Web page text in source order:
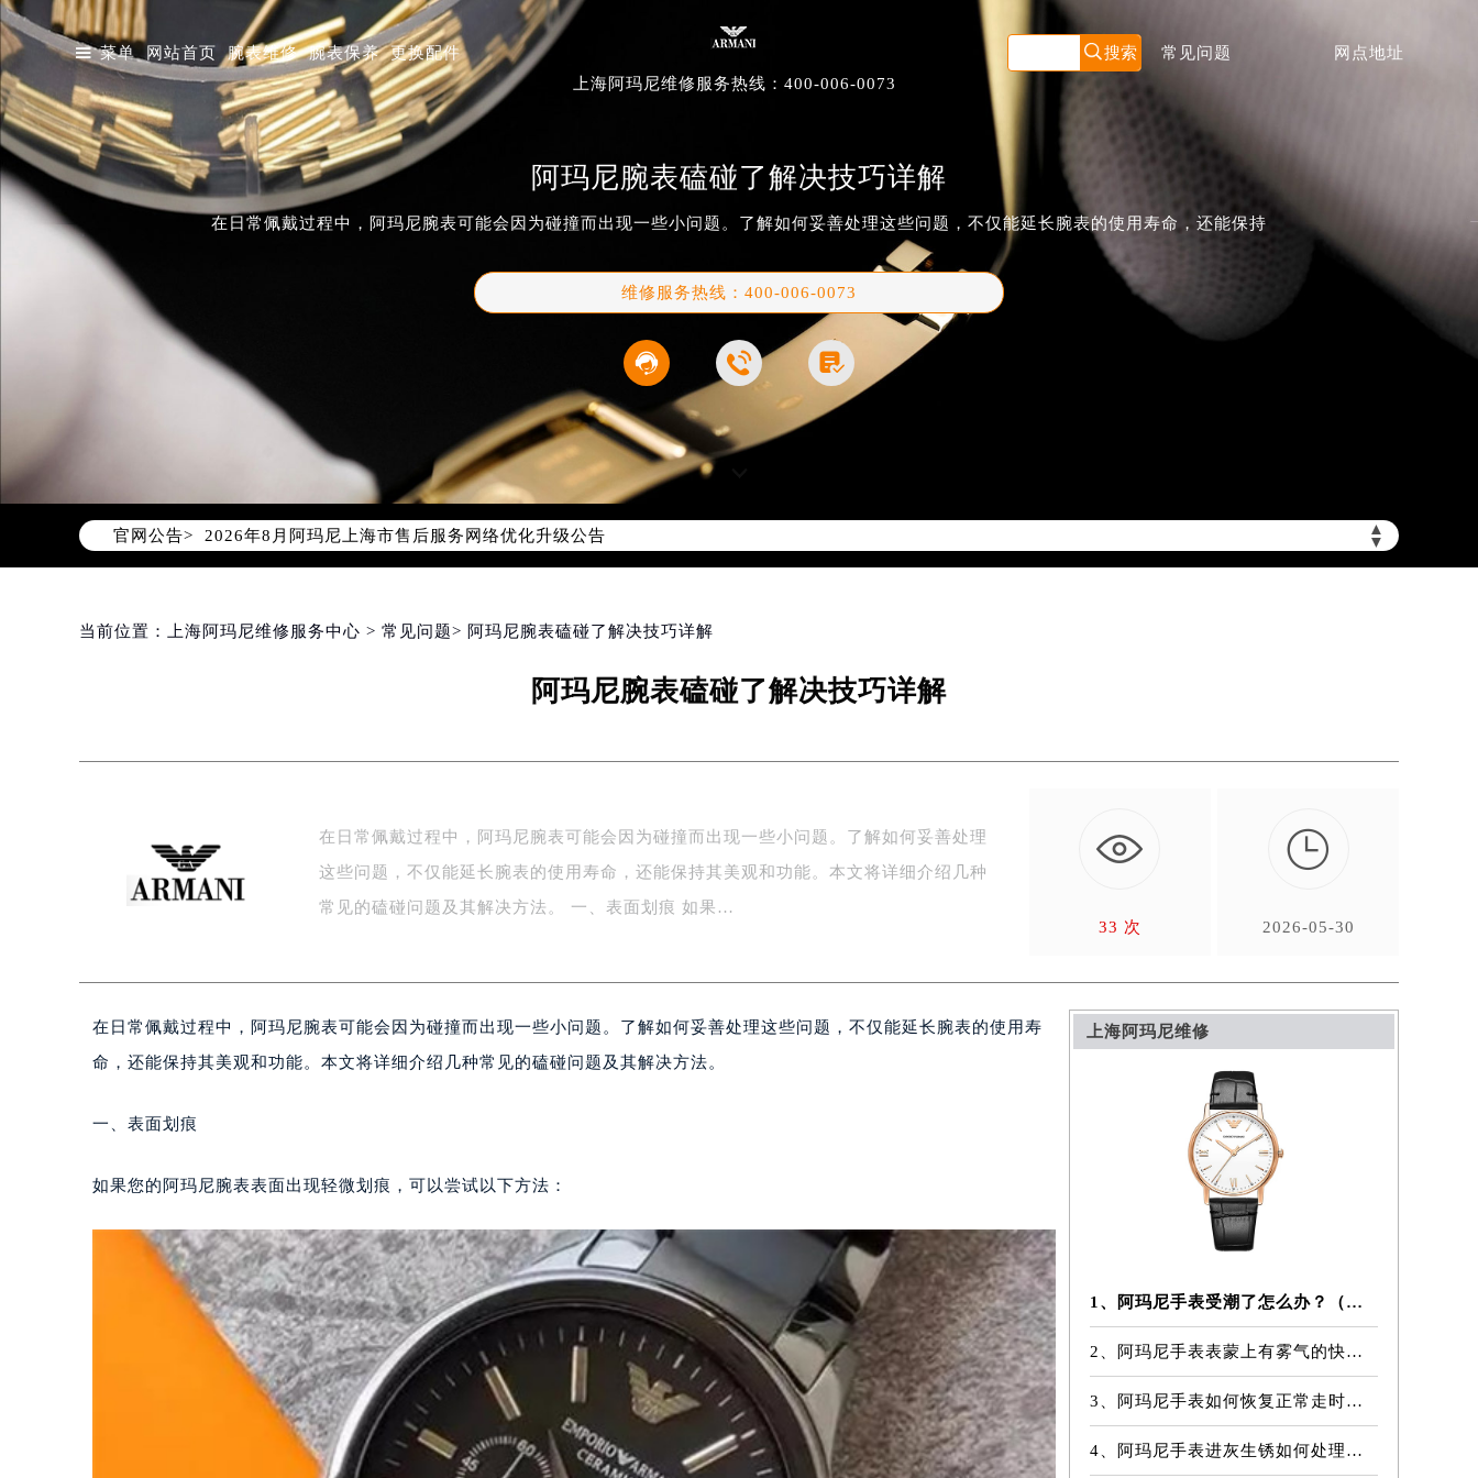
 菜单 网站首页 腕表维修 腕表保养
更换配件
上海阿玛尼维修服务热线： 400-006-0073
常见问题 网点地址
成都东原中心店
阿玛尼腕表磕碰了解决技巧详解
在日常佩戴过程中，阿玛尼腕表可能会因为碰撞而出现一些小问题。了解如何妥善处理这些问题，不仅能延长腕表的使用寿命，还能保持
维修服务热线： 400-006-0073
  
官网公告> ▲
▼
2026年8月阿玛尼上海市售后服务网络优化升级公告
2026年8月上海市阿玛尼官方售后客户服务热线：400-006-0073
上海市徐汇区虹桥路3号港汇中心写字楼2座37层3705室（需提前预约）
上海市黄浦区南京东路299号宏伊国际广场写字楼8层806室阿玛尼售后服务中心（需提前预约）
当前位置： 上海阿玛尼维修服务中心 > 常见问题> 阿玛尼腕表磕碰了解决技巧详解
阿玛尼腕表磕碰了解决技巧详解
在日常佩戴过程中，阿玛尼腕表可能会因为碰撞而出现一些小问题。了解如何妥善处理
这些问题，不仅能延长腕表的使用寿命，还能保持其美观和功能。本文将详细介绍几种
常见的磕碰问题及其解决方法。 一、表面划痕 如果…
33 次

2026-05-30
在日常佩戴过程中，阿玛尼腕表可能会因为碰撞而出现一些小问题。了解如何妥善处理这些问题，不仅能延长腕表的使用寿
命，还能保持其美观和功能。本文将详细介绍几种常见的磕碰问题及其解决方法。
一、表面划痕
如果您的阿玛尼腕表表面出现轻微划痕，可以尝试以下方法：
上海阿玛尼维修
1、阿玛尼手表受潮了怎么办？（阿玛尼手表受潮的解决方法）
2、阿玛尼手表表蒙上有雾气的快速解决方法
3、阿玛尼手表如何恢复正常走时（走时异常怎么办）
4、阿玛尼手表进灰生锈如何处理？（手表维修）